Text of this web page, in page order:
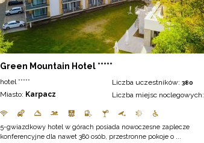
Green Mountain Hotel *****
hotel *****
Miasto: Karpacz
Liczba uczestników: 380
Liczba miejsc noclegowych:
5-gwiazdkowy hotel w górach posiada nowoczesne zaplecze
konferencyjne dla nawet 380 osób, przestronne pokoje o ...